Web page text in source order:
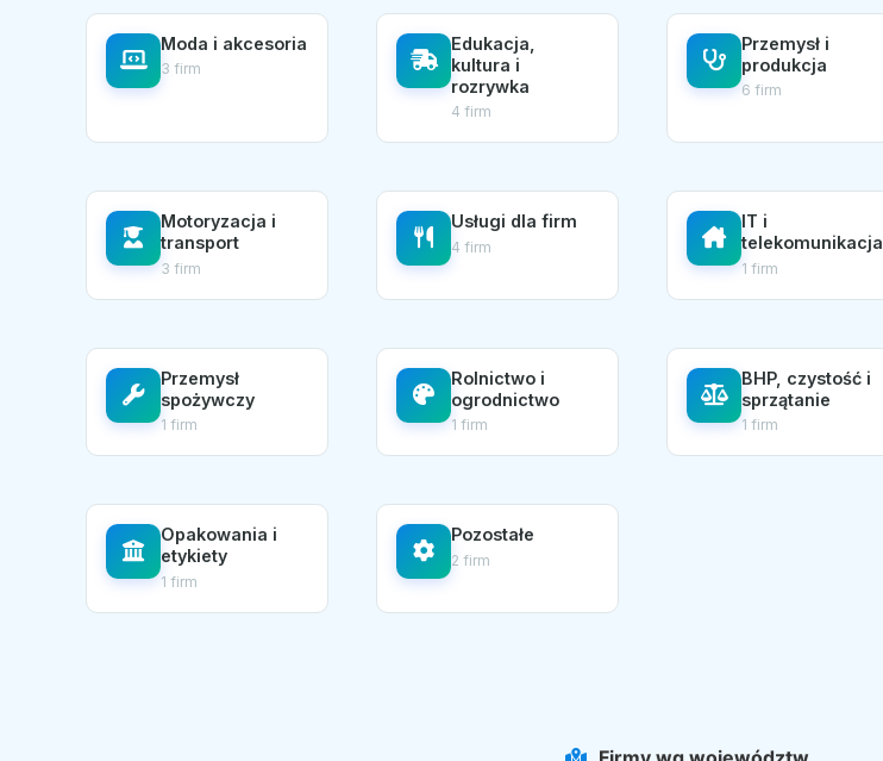
Moda i akcesoria
3 firm
Edukacja,
kultura i
rozrywka
4 firm
Przemysł i
produkcja
6 firm
Motoryzacja i
transport
3 firm
Usługi dla firm
4 firm
IT i
telekomunikacja
1 firm
Przemysł
spożywczy
1 firm
Rolnictwo i
ogrodnictwo
1 firm
BHP, czystość i
sprzątanie
1 firm
Opakowania i
etykiety
1 firm
Pozostałe
2 firm